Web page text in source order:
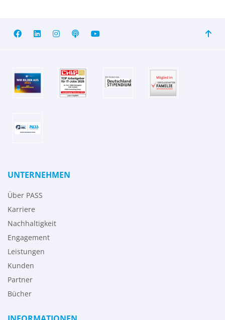
UNTERNEHMEN
Über PASS
Karriere
Nachhaltigkeit
Engagement
Leistungen
Kunden
Partner
Bücher